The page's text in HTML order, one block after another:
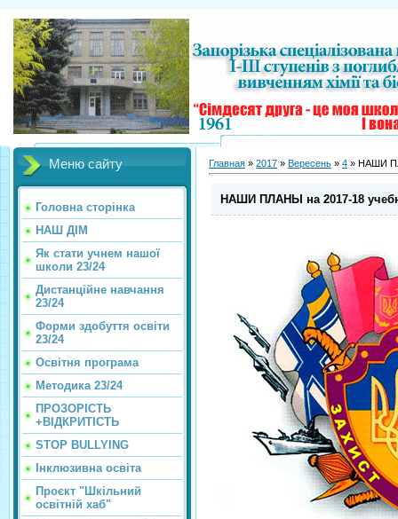
Меню сайту
Головна сторінка
НАШ ДІМ
Як стати учнем нашої
школи 23/24
Дистанційне навчання
23/24
Форми здобуття освіти
23/24
Освітня програма
Методика 23/24
ПРОЗОРІСТЬ
+ВІДКРИТІСТЬ
STOP BULLYING
Інклюзивна освіта
Проєкт "Шкільний
освітній хаб"
Главная » 2017 » Вересень » 4 » НАШИ
НАШИ ПЛАНЫ на 2017-18